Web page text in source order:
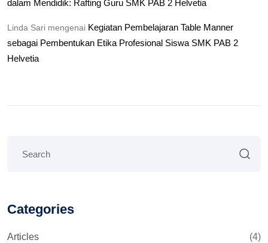
dalam Mendidik: Rafting Guru SMK PAB 2 Helvetia
Linda Sari mengenai Kegiatan Pembelajaran Table Manner
sebagai Pembentukan Etika Profesional Siswa SMK PAB 2
Helvetia
Categories
Articles (4)